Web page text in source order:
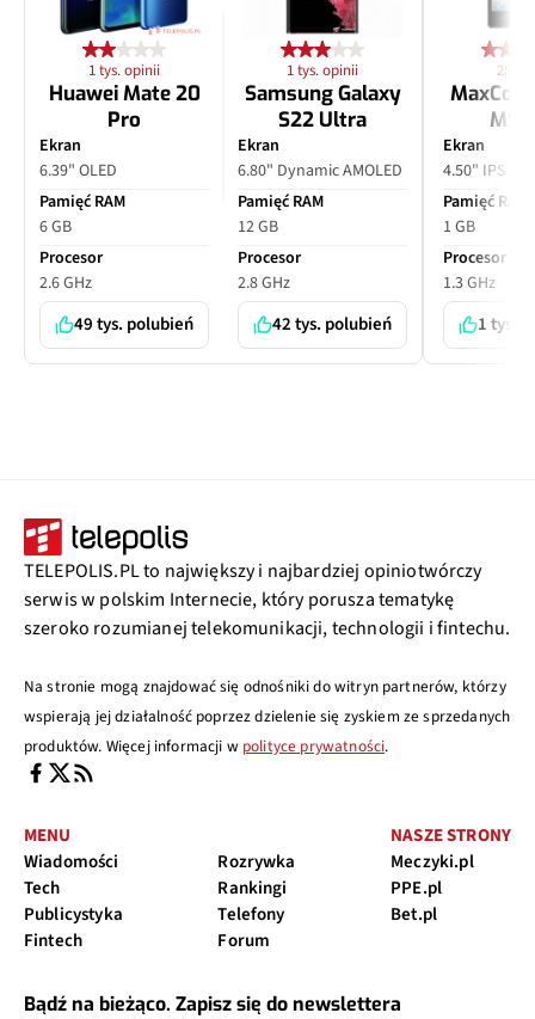
1 tys. opinii
Huawei Mate 20
Pro
Ekran
6.39" OLED
Pamięć RAM
6 GB
Procesor
2.6 GHz
49 tys. polubień
1 tys. opinii
Samsung Galaxy
S22 Ultra
Ekran
6.80" Dynamic AMOLED
Pamięć RAM
12 GB
Procesor
2.8 GHz
42 tys. polubień
28
Ekran
4.50" IPS
Pamięć RAM
1 GB
Procesor
1.3 GHz
1 tys.
TELEPOLIS.PL to największy i najbardziej opiniotwórczy
serwis w polskim Internecie, który porusza tematykę
szeroko rozumianej telekomunikacji, technologii i fintechu.
Na stronie mogą znajdować się odnośniki do witryn partnerów, którzy
wspierają jej działalność poprzez dzielenie się zyskiem ze sprzedanych
produktów. Więcej informacji w polityce prywatności.
MENU
Wiadomości
Tech
Publicystyka
Fintech
Rozrywka
Rankingi
Telefony
Forum
NASZE STRONY
Meczyki.pl
PPE.pl
Bet.pl
Bądź na bieżąco. Zapisz się do newslettera